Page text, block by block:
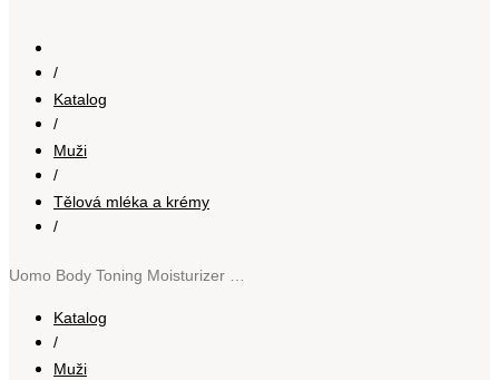
/
Katalog
/
Muži
/
Tělová mléka a krémy
/
Katalog
/
Muži